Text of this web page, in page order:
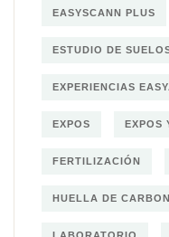
EASYSCANN PLUS
ESTUDIO DE
EXPERIENCIAS
EXPOS EXPOS
FERTILIZACIÓN
HUELLA DE